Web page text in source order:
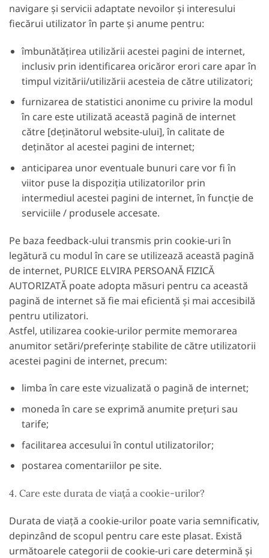
navigare și servicii adaptate nevoilor și interesului
fiecărui utilizator în parte și anume pentru:
îmbunătățirea utilizării acestei pagini de internet,
inclusiv prin identificarea oricăror erori care apar în
timpul vizitării/utilizării acesteia de către utilizatori;
furnizarea de statistici anonime cu privire la modul
în care este utilizată această pagină de internet
către [deținătorul website-ului], în calitate de
deținător al acestei pagini de internet;
anticiparea unor eventuale bunuri care vor fi în
viitor puse la dispoziția utilizatorilor prin
intermediul acestei pagini de internet, în funcție de
serviciile / produsele accesate.
Pe baza feedback-ului transmis prin cookie-uri în
legătură cu modul în care se utilizează această pagină
de internet, PURICE ELVIRA PERSOANĂ FIZICĂ
AUTORIZATĂ poate adopta măsuri pentru ca această
pagină de internet să fie mai eficientă și mai accesibilă
pentru utilizatori.
Astfel, utilizarea cookie-urilor permite memorarea
anumitor setări/preferințe stabilite de către utilizatorii
acestei pagini de internet, precum:
limba în care este vizualizată o pagină de internet;
moneda în care se exprimă anumite prețuri sau
tarife;
facilitarea accesului în contul utilizatorilor;
postarea comentariilor pe site.
4. Care este durata de viață a cookie-urilor?
Durata de viață a cookie-urilor poate varia semnificativ,
depinzând de scopul pentru care este plasat. Există
următoarele categorii de cookie-uri care determină și